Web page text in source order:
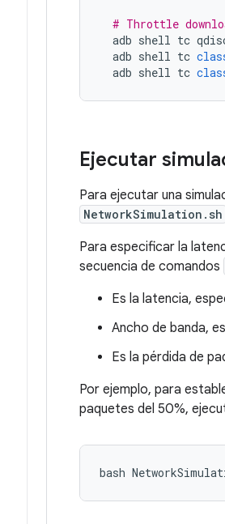
# Throttle
adb shell tc
adb shell tc
adb shell tc
Ejecutar
Para ejecutar una
NetworkSimulation.sh
Para especificar la
secuencia de comandos
Es la latencia,
Ancho de banda,
Es la pérdida de
Por ejemplo, para
paquetes del 50%,